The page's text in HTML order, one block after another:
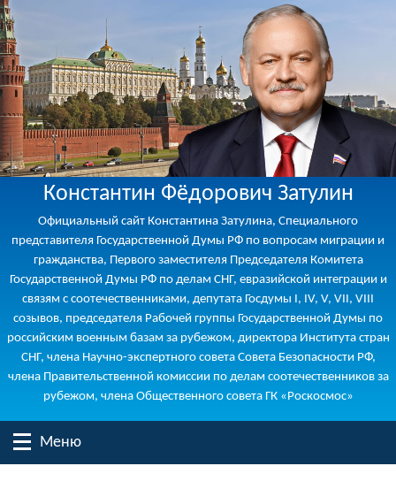
Константин Фёдорович Затулин
Официальный сайт Константина Затулина, Специального
представителя Государственной Думы РФ по вопросам миграции и
гражданства, Первого заместителя Председателя Комитета
Государственной Думы РФ по делам СНГ, евразийской интеграции и
связям с соотечественниками, депутата Госдумы I, IV, V, VII, VIII
созывов, председателя Рабочей группы Государственной Думы по
российским военным базам за рубежом, директора Института стран
СНГ, члена Научно-экспертного совета Совета Безопасности РФ,
члена Правительственной комиссии по делам соотечественников за
рубежом, члена Общественного совета ГК «Роскосмос»
Меню